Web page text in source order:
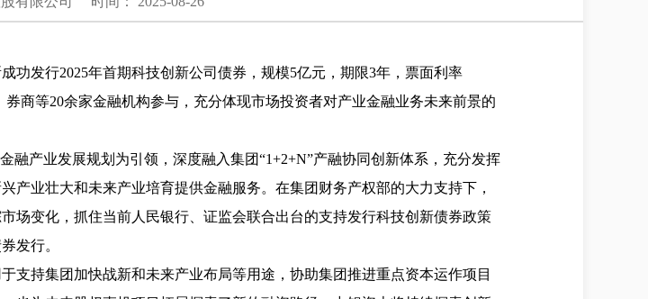
功发行2025年首期科技创新公司债券，规模5亿元 ， 期限3年，票面利率
券商等20余家金融机构参与，充分体现市场投资者对产业金融业务未来前景的
融产业发展规划为引领， 深度融入集团“1+2+N”产融协同创新体系 ，充分发挥
产业壮大和未来产业培育提供金融服务。在集团财务产权部的大力支持下，
场变化，抓住当前人民银行、证监会联合出台的支持发行科技创新债券政策
发行。
支持集团 加快战新和未来产业布局等用途，协助集团推进重点资本运作项目